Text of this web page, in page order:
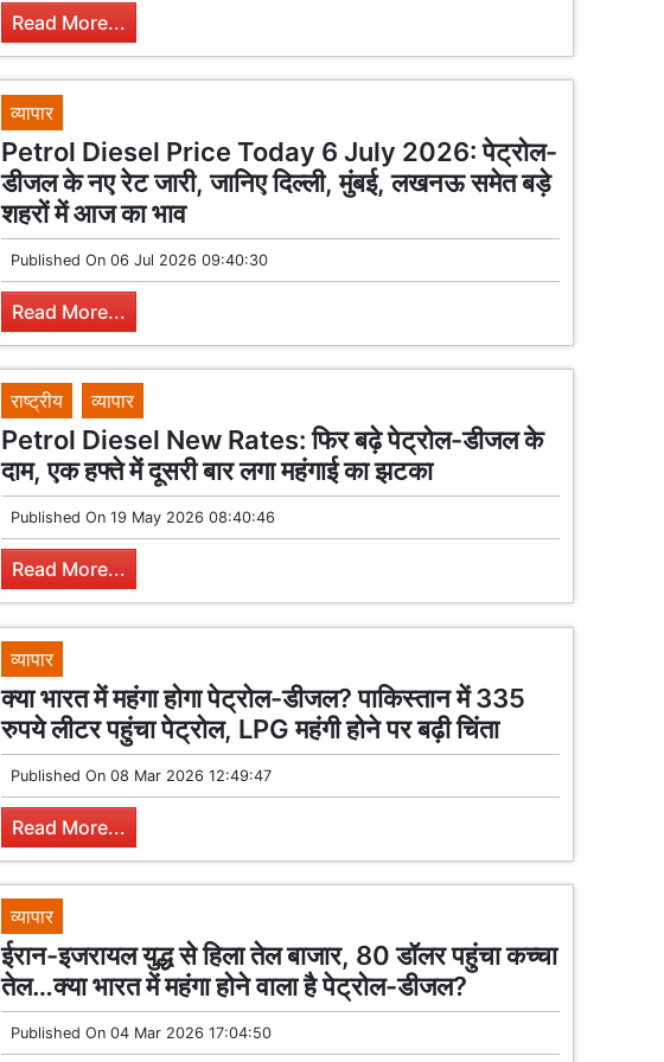
Read More...
व्यापार
Petrol Diesel Price Today 6 July 2026: पेट्रोल-
डीजल के नए रेट जारी, जानिए दिल्ली, मुंबई, लखनऊ समेत बड़े
शहरों में आज का भाव
Published On 06 Jul 2026 09:40:30
Read More...
राष्ट्रीय व्यापार
Petrol Diesel New Rates: फिर बढ़े पेट्रोल-डीजल के
दाम, एक हफ्ते में दूसरी बार लगा महंगाई का झटका
Published On 19 May 2026 08:40:46
Read More...
व्यापार
क्या भारत में महंगा होगा पेट्रोल-डीजल? पाकिस्तान में 335
रुपये लीटर पहुंचा पेट्रोल, LPG महंगी होने पर बढ़ी चिंता
Published On 08 Mar 2026 12:49:47
Read More...
व्यापार
ईरान-इजरायल युद्ध से हिला तेल बाजार, 80 डॉलर पहुंचा कच्चा
तेल…क्या भारत में महंगा होने वाला है पेट्रोल-डीजल?
Published On 04 Mar 2026 17:04:50